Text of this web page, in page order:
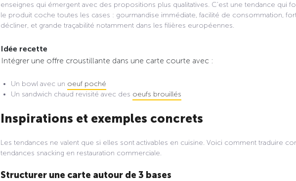
enseignes qui émergent avec des propositions plus qualitatives. C’est une tendance qui
le produit coche toutes les cases : gourmandise immédiate, facilité de consommation,
décliner, et grande traçabilité notamment dans les filières européennes.
Idée recette
Intégrer une offre croustillante dans une carte courte avec :
Un bowl avec un oeuf poché
Un sandwich chaud revisité avec des oeufs brouillés
Inspirations et exemples concrets
Les tendances ne valent que si elles sont activables en cuisine. Voici comment traduire
tendances snacking en restauration commerciale.
Structurer une carte autour de 3 bases